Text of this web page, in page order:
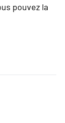
pouvez la